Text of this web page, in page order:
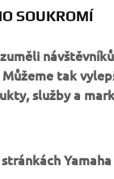
leading
report many
over 100,000
as the
European dealer
in Europe, the
success over
SOUKROMÍ
tak
služby a